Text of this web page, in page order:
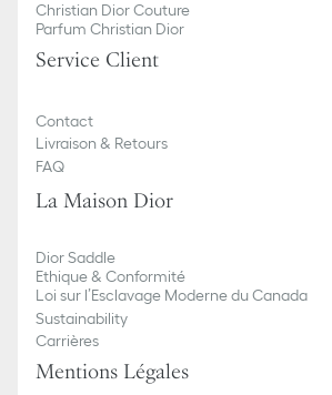
Christian Dior Couture
Parfum Christian Dior
Service Client
Contact
Livraison & Retours
FAQ
La Maison Dior
Dior Saddle
Ethique & Conformité
Loi sur l’Esclavage Moderne du Canada
Sustainability
Carrières
Mentions Légales